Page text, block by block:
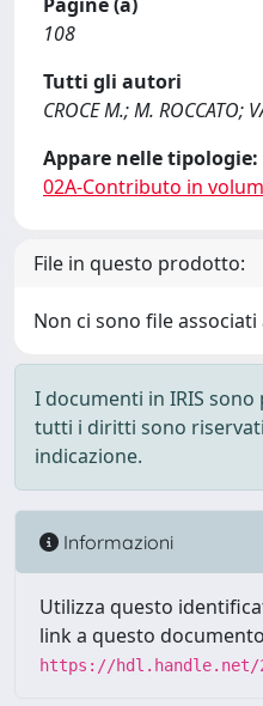
108
Tutti gli autori
CROCE M.; M. ROCCATO;
Appare nelle tipologie:
02A-Contributo in
File in questo prodotto:
Non ci sono file
I documenti in IRIS
tutti i diritti sono
indicazione.
Informazioni
Utilizza questo
link a questo
https://hdl.handle.net/